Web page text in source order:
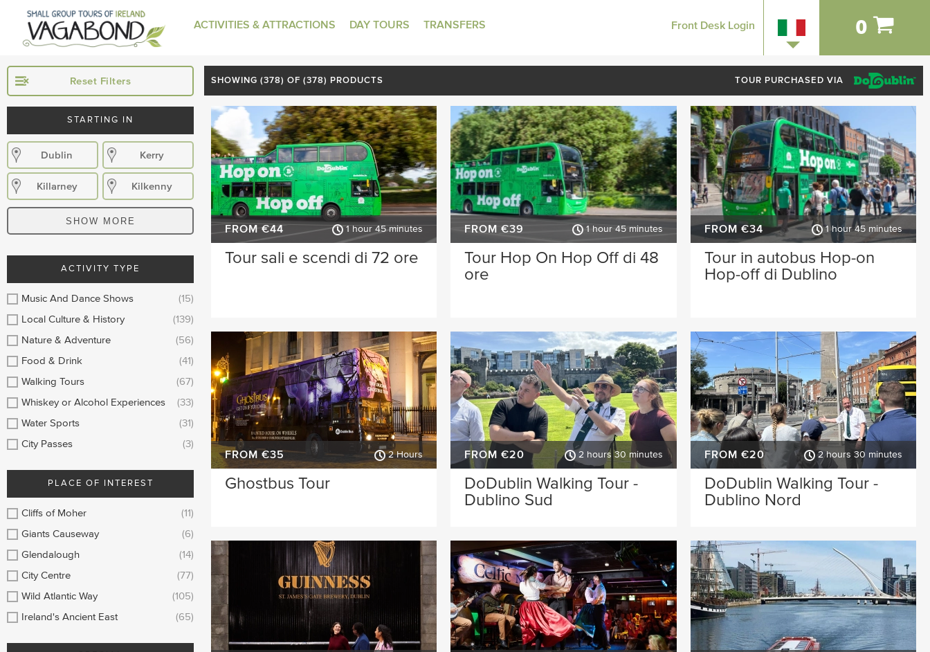
ACTIVITIES & ATTRACTIONS DAY TOURS TRANSFERS Front Desk Login 0
Reset Filters
STARTING IN
Dublin Kerry
Killarney Kilkenny
Donegal Wexford
Meath
Howth Roscommon
Offaly Limerick
Leitrim
SHOW MORE
ACTIVITY TYPE
Music And Dance Shows
(15)
Local Culture & History
(139)
Nature & Adventure
(56)
Food & Drink
(41)
Walking Tours
(67)
Whiskey or Alcohol Experiences
(33)
Water Sports
(31)
City Passes
(3)
PLACE OF INTEREST
Cliffs of Moher
(11)
Giants Causeway
(6)
Glendalough
(14)
City Centre
(77)
Wild Atlantic Way
(105)
Ireland's Ancient East
(65)
SHOWING (378) OF (378) PRODUCTS TOUR PURCHASED VIA
FROM €44 1 hour 45 minutes
Tour sali e scendi di 72 ore
FROM €39 1 hour 45 minutes
Tour Hop On Hop Off di 48
ore
FROM €34 1 hour 45 minutes
Tour in autobus Hop-on
Hop-off di Dublino
FROM €35 2 Hours
Ghostbus Tour
FROM €20 2 hours 30 minutes
DoDublin Walking Tour -
Dublino Sud
FROM €20 2 hours 30 minutes
DoDublin Walking Tour -
Dublino Nord